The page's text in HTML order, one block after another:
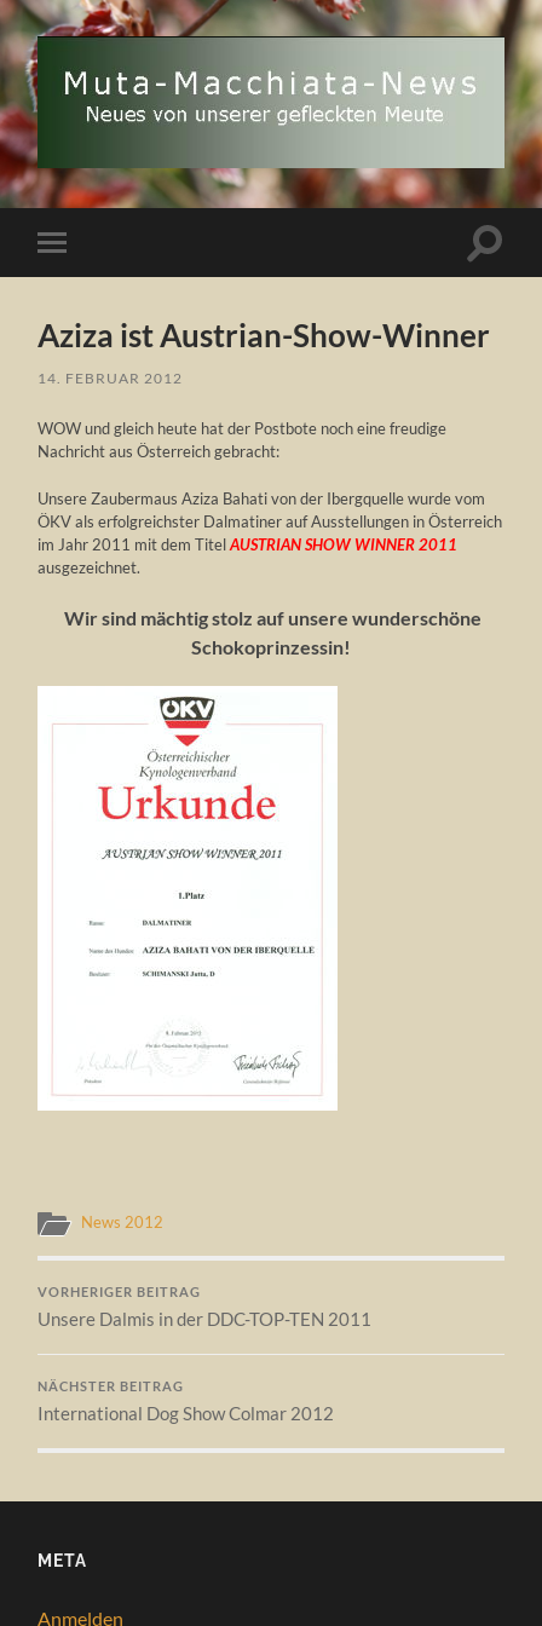
Muta
Macchiata-
News
Mobile-
Menü
Aziza ist Austrian-Show-Winner
14. FEBRUAR 2012
WOW und gleich heute hat der Postbote noch eine freudige
Nachricht aus Österreich gebracht:
Unsere Zaubermaus Aziza Bahati von der Ibergquelle wurde vom
ÖKV als erfolgreichster Dalmatiner auf Ausstellungen in Österreich
im Jahr 2011 mit dem TitelAUSTRIAN SHOW WINNER 2011
ausgezeichnet.
Wir sind mächtig stolz auf unsere wunderschöne
Schokoprinzessin!
News 2012
VORHERIGER BEITRAG
Unsere Dalmis in der DDC-TOP-TEN 2011
NÄCHSTER BEITRAG
International Dog Show Colmar 2012
META
Anmelden